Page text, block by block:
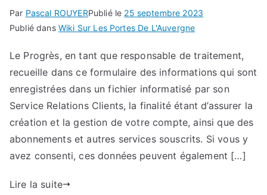
Par Pascal ROUYERPublié le 25 septembre 2023
Publié dans Wiki Sur Les Portes De L'Auvergne
Le Progrès, en tant que responsable de traitement,
recueille dans ce formulaire des informations qui sont
enregistrées dans un fichier informatisé par son
Service Relations Clients, la finalité étant d’assurer la
création et la gestion de votre compte, ainsi que des
abonnements et autres services souscrits. Si vous y
avez consenti, ces données peuvent également […]
Lire la suite